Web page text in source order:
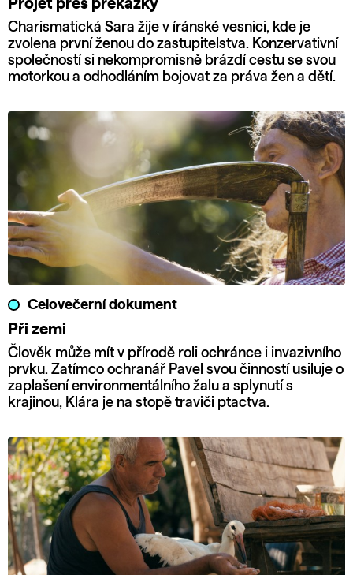
Projet přes překážky
Charismatická Sara žije v íránské vesnici, kde je
zvolena první ženou do zastupitelstva. Konzervativní
společností si nekompromisně brázdí cestu se svou
motorkou a odhodláním bojovat za práva žen a dětí.
Celovečerní dokument
Při zemi
Člověk může mít v přírodě roli ochránce i invazivního
prvku. Zatímco ochranář Pavel svou činností usiluje o
zaplašení environmentálního žalu a splynutí s
krajinou, Klára je na stopě traviči ptactva.